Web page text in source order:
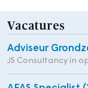
Vacatures
Adviseur
JS Consultancy in